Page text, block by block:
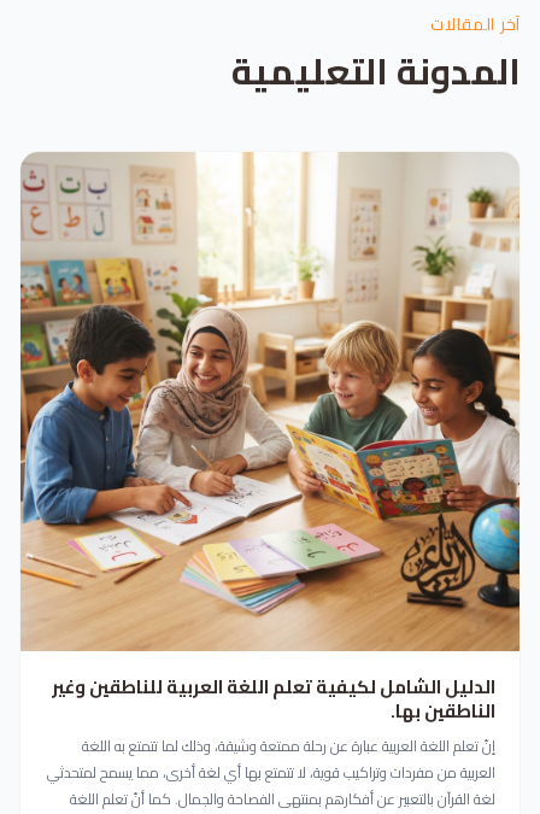
آخر المقالات
المدونة التعليمية
الدليل الشامل لكيفية تعلم اللغة العربية للناطقين وغير
الناطقين بها.
إنّ تعلم اللغة العربية عبارة عن رحلة ممتعة وشيقة، وذلك لما تتمتع به اللغة
العربية من مفردات وتراكيب قوية، لا تتمتع بها أي لغة أخرى، مما يسمح لمتحدثي
لغة القرآن بالتعبير عن أفكارهم بمنتهى الفصاحة والجمال. كما أنّ تعلم اللغة